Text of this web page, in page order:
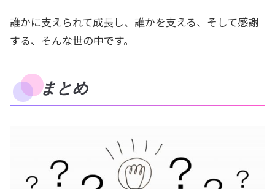
誰かに支えられて成長し、誰かを支える、そして感謝
する、そんな世の中です。
まとめ